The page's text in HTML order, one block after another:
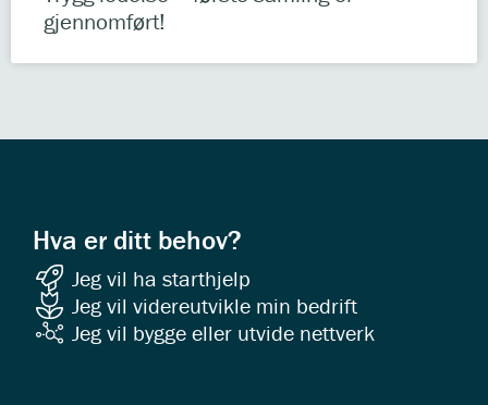
gjennomført!
Hva er ditt behov?
Jeg vil ha starthjelp
Jeg vil videreutvikle min bedrift
Jeg vil bygge eller utvide nettverk